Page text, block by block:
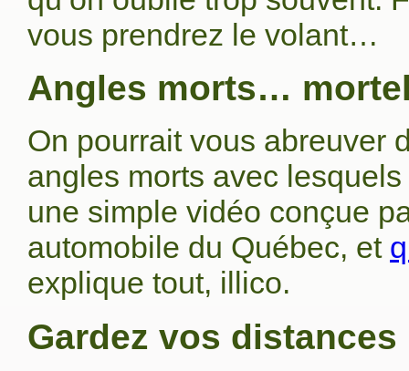
vous prendrez le volant…
Angles morts…
On pourrait vous abreuver
angles morts avec
une simple vidéo conçue
automobile du Québec, et
explique tout, illico.
Gardez vos distances